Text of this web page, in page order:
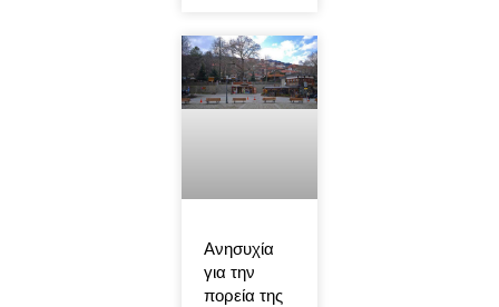
Ανησυχία
για την
πορεία της